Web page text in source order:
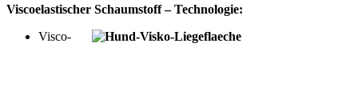
Viscoelastischer Schaumstoff – Technologie:
Visco-